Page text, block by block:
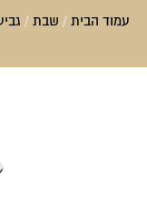
עמוד הבית/ שבת/